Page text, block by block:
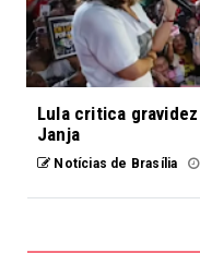
Lula critica
Janja
Notícias de Brasília